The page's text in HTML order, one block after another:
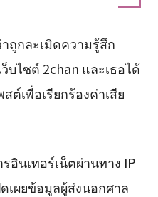
กละเมิดความรู้สึก
บไซต์ 2chan และเธอได้
ต์เพื่อเรียกร้องค่าเสีย
อินเทอร์เน็ตผ่านทาง IP
เผยข้อมูลผู้ส่งนอกศาล